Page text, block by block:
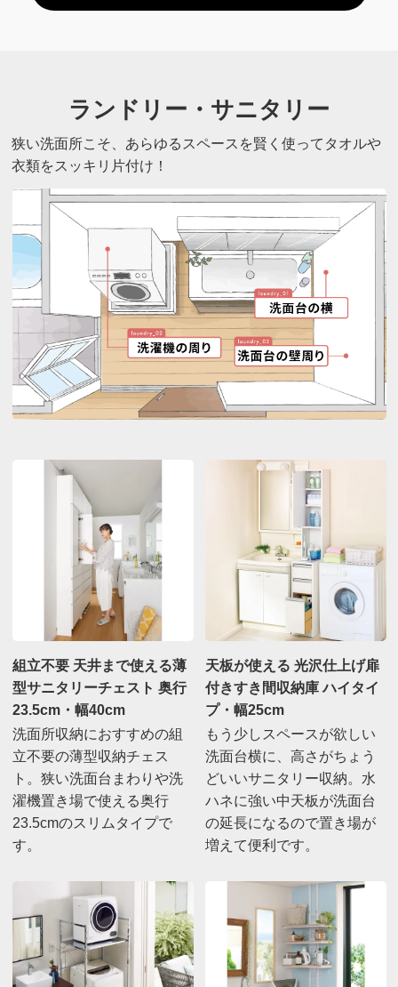
ランドリー・サニタリー
狭い洗面所こそ、あらゆるスペースを賢く使ってタオルや
衣類をスッキリ片付け！
組立不要 天井まで使える薄
型サニタリーチェスト 奥行
23.5cm・幅40cm
洗面所収納におすすめの組
立不要の薄型収納チェス
ト。狭い洗面台まわりや洗
濯機置き場で使える奥行
23.5cmのスリムタイプで
す。
天板が使える 光沢仕上げ扉
付きすき間収納庫 ハイタイ
プ・幅25cm
もう少しスペースが欲しい
洗面台横に、高さがちょう
どいいサニタリー収納。水
ハネに強い中天板が洗面台
の延長になるので置き場が
増えて便利です。